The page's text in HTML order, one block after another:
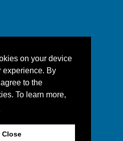
on your device
experience. By
to the
To learn more,
Close